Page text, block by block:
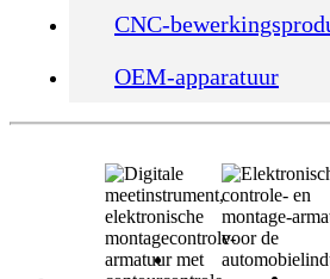
CNC-
OEM-apparatuur